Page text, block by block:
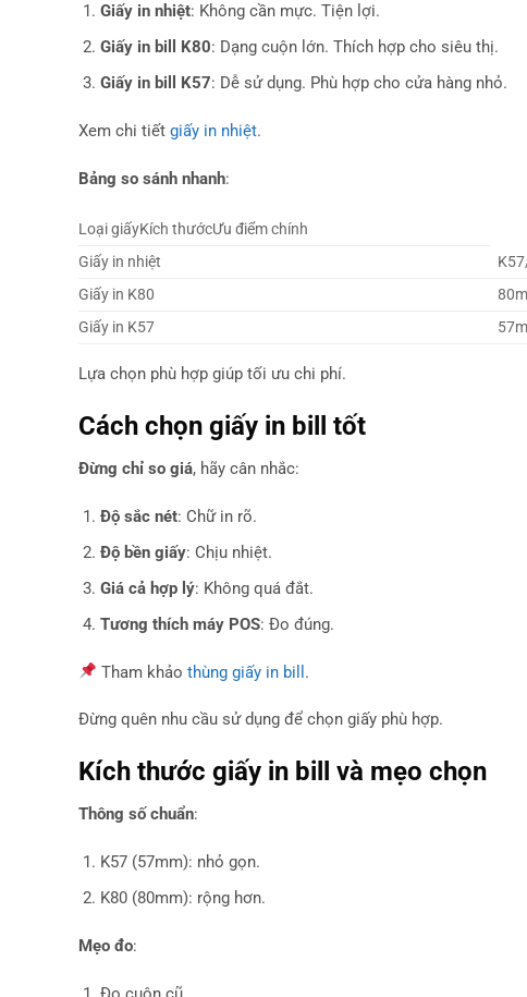
Giấy in nhiệt: Không cần mực. Tiện lợi.
Giấy in bill K80: Dạng cuộn lớn. Thích hợp cho siêu thị.
Giấy in bill K57: Dễ sử dụng. Phù hợp cho cửa hàng nhỏ.
Xem chi tiết giấy in nhiệt.
Bảng so sánh nhanh:
Loại giấyKích thướcƯu điểm chính
Giấy in nhiệt
Giấy in K80
Giấy in K57
Lựa chọn phù hợp giúp tối ưu chi phí.
Cách chọn giấy in bill tốt
Đừng chỉ so giá, hãy cân nhắc:
Độ sắc nét: Chữ in rõ.
Độ bền giấy: Chịu nhiệt.
Giá cả hợp lý: Không quá đắt.
Tương thích máy POS: Đo đúng.
Tham khảothùng giấy in bill .
Đừng quên nhu cầu sử dụng để chọn giấy phù hợp.
Kích thước giấy in bill và mẹo chọn
Thông số chuẩn:
K57 (57mm): nhỏ gọn.
K80 (80mm): rộng hơn.
Mẹo đo: